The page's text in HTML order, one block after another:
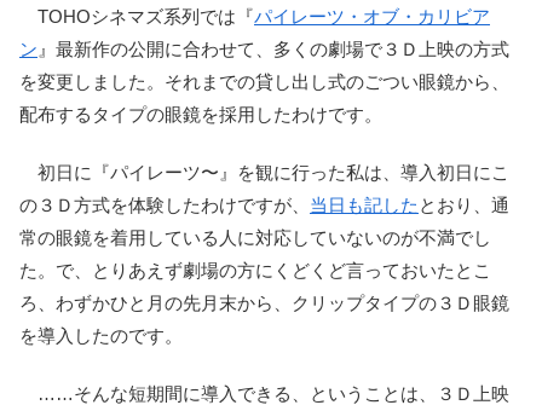
TOHOシネマズ系列では『パイレーツ・オブ・カリビア
ン 』最新作の公開に合わせて、多くの劇場で３Ｄ上映の方式
を変更しました。それまでの貸し出し式のごつい眼鏡から、
配布するタイプの眼鏡を採用したわけです。
初日に『パイレーツ〜』を観に行った私は、導入初日にこ
の３Ｄ方式を体験したわけですが、 当日も記した とおり、通
常の眼鏡を着用している人に対応していないのが不満でし
た。で、とりあえず劇場の方にくどくど言っておいたとこ
ろ、わずかひと月の先月末から、クリップタイプの３Ｄ眼鏡
を導入したのです。
……そんな短期間に導入できる、ということは、３Ｄ上映